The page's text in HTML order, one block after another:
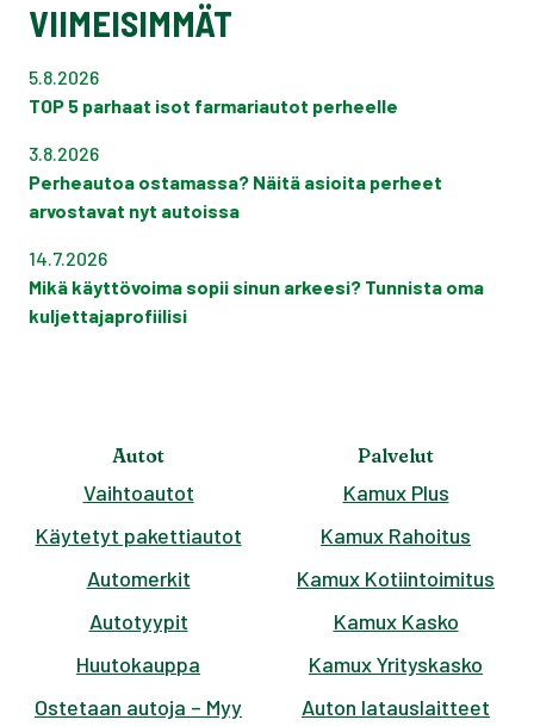
VIIMEISIMMÄT
5.8.2026
TOP 5 parhaat isot farmariautot perheelle
3.8.2026
Perheautoa ostamassa? Näitä asioita perheet
arvostavat nyt autoissa
14.7.2026
Mikä käyttövoima sopii sinun arkeesi? Tunnista oma
kuljettajaprofiilisi
Autot
Vaihtoautot
Käytetyt pakettiautot
Automerkit
Autotyypit
Huutokauppa
Ostetaan autoja – Myy
Palvelut
Kamux Plus
Kamux Rahoitus
Kamux Kotiintoimitus
Kamux Kasko
Kamux Yrityskasko
Auton latauslaitteet